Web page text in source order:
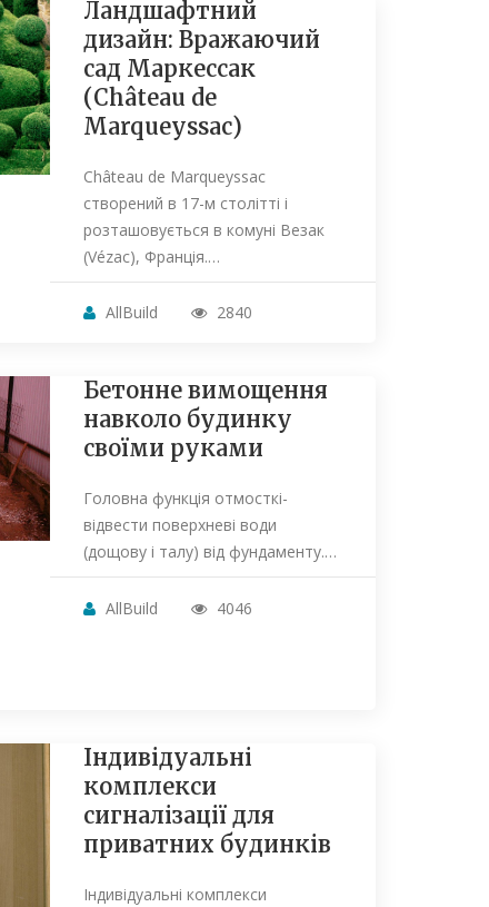
Ландшафтний
дизайн: Вражаючий
сад Маркессак
(Château de
Marqueyssac)
Château de Marqueyssac
створений в 17-м столітті і
розташовується в комуні Везак
(Vézac), Франція.…
AllBuild 2840
Бетонне вимощення
навколо будинку
своїми руками
Головна функція отмосткі-
відвести поверхневі води
(дощову і талу) від фундаменту.…
AllBuild 4046
Індивідуальні
комплекси
сигналізації для
приватних будинків
Індивідуальні комплекси